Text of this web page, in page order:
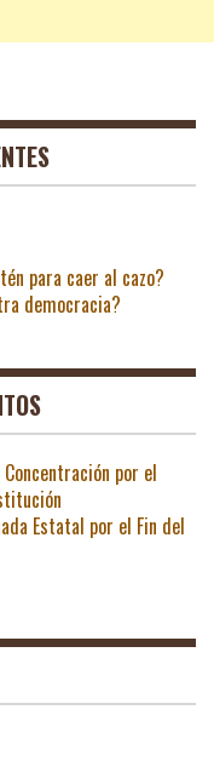
para caer al cazo?
democracia?
Concentración por el
Estatal por el Fin del